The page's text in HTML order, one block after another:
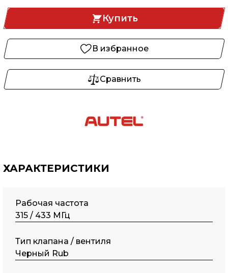
Купить
В избранное
Сравнить
ХАРАКТЕРИСТИКИ
Рабочая частота
315 / 433 МГц
Тип клапана / вентиля
Черный Rub